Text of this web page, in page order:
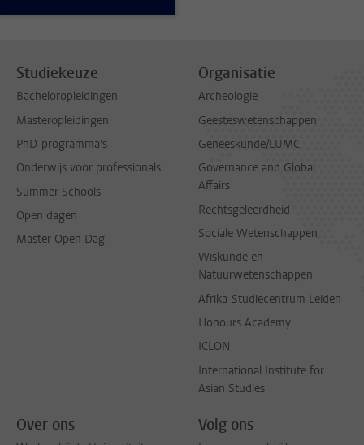
Studiekeuze
Bacheloropleidingen
Masteropleidingen
PhD-programma's
Onderwijs voor professionals
Summer Schools
Open dagen
Master Open Dag
Organisatie
Archeologie
Geesteswetenschappen
Geneeskunde/LUMC
Governance and Global
Affairs
Rechtsgeleerdheid
Sociale Wetenschappen
Wiskunde en
Natuurwetenschappen
Afrika-Studiecentrum Leiden
Honours Academy
ICLON
International Institute for
Asian Studies
Over ons Volg ons